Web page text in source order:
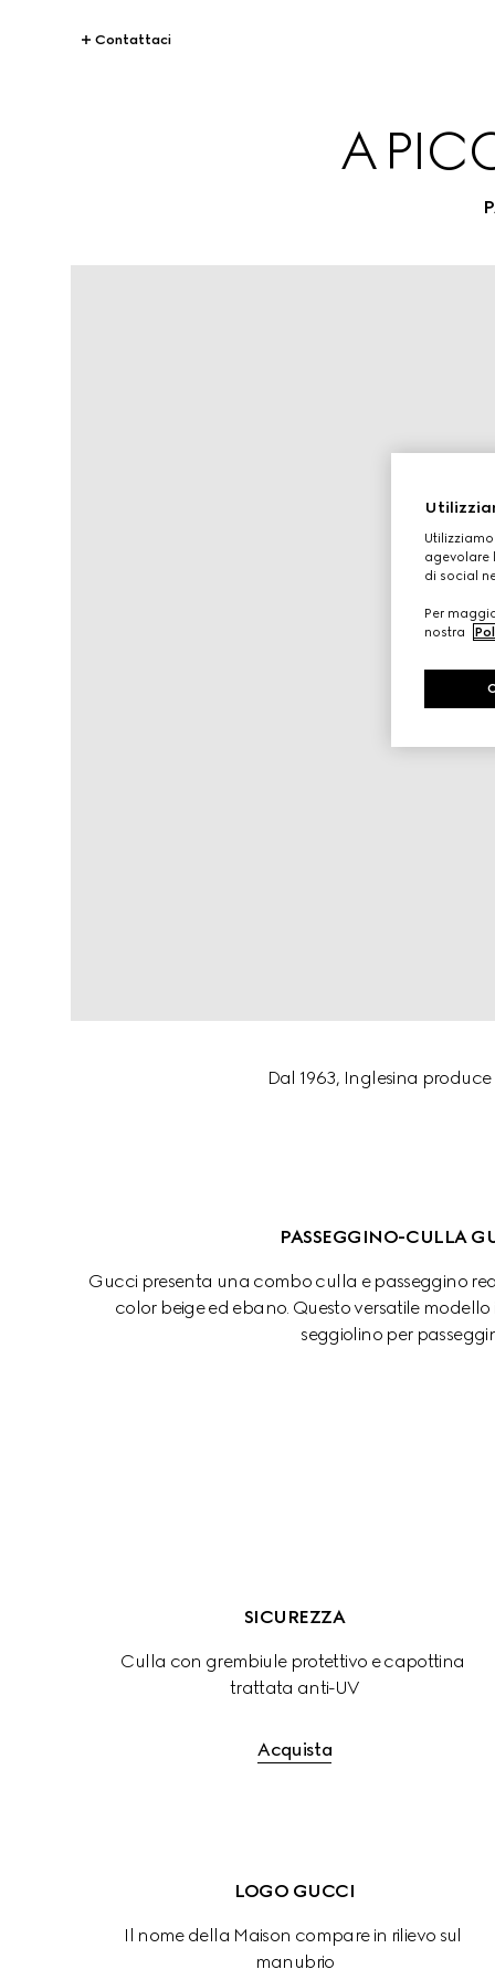
Contattaci
A
Dal 1963, Inglesina
PASSEGGINO-CULLA
Gucci presenta una combo culla e passeggino
color beige ed ebano. Questo versatile
seggiolino per
SICUREZZA
Culla con grembiule protettivo e capottina
trattata anti-UV
Acquista
LOGO GUCCI
Il nome della Maison compare in rilievo sul
manubrio
agevolare
di social
Per
nostra